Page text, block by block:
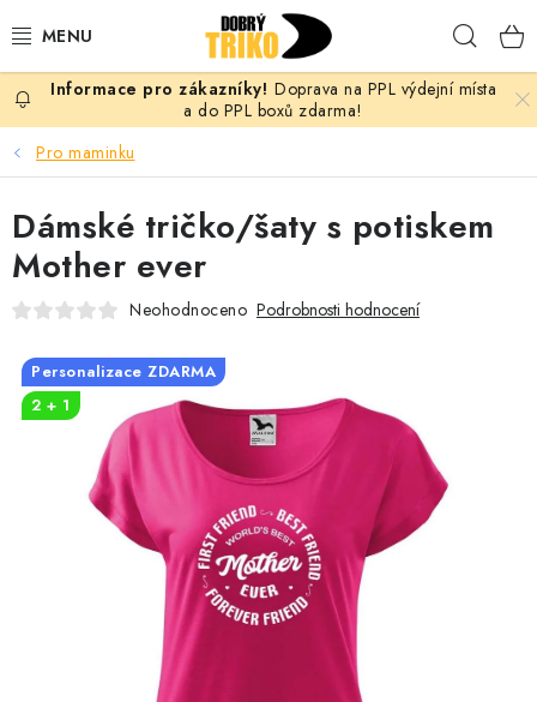
na
PRO ŽENY
PRO MUŽE
PRO DĚTI
PRO PÁRY
VLASTNÍ MOTIV
OKAMŽITĚ K ODBĚRU
Doprava na PPL výdejní místa
a do PPL boxů zdarma!
Pro maminku
Dámské tričko/šaty s potiskem
Mother ever
Neohodnoceno Podrobnosti hodnocení
Personalizace ZDARMA
2 + 1